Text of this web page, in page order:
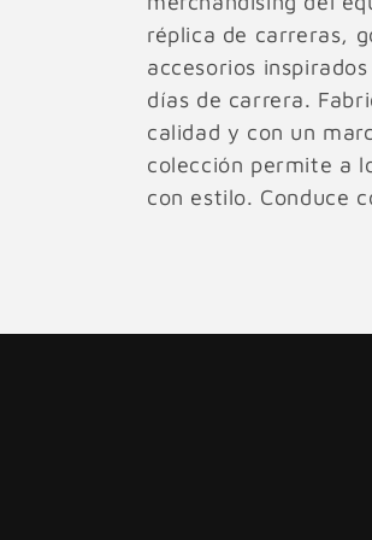
réplica de carreras,
accesorios
días de carrera.
calidad y con un
colección permite a
con estilo. Conduce